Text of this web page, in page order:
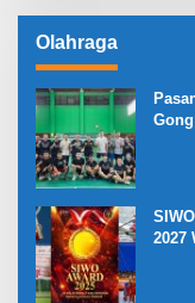
Olahraga
2027